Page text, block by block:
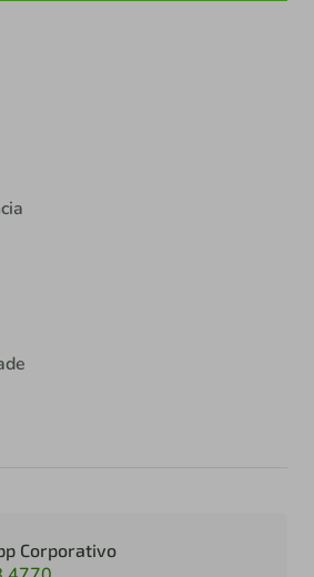
Corporativo